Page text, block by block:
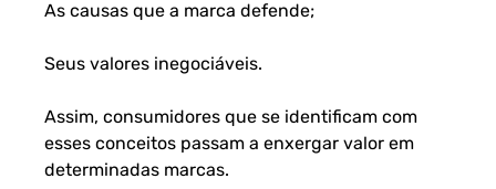
As causas que a marca defende;
Seus valores inegociáveis.
Assim, consumidores que se identificam com
esses conceitos passam a enxergar valor em
determinadas marcas.